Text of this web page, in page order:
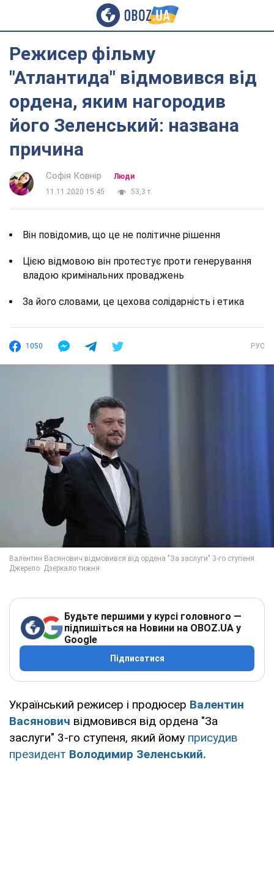
Режисер фільму
"Атлантида" відмовився від
ордена, яким нагородив
його Зеленський: названа
причина
Софія Ковнір
Люди
11.11.2020 15:45
53,3 т.
Він повідомив, що це не політичне рішення
Цією відмовою він протестує проти генерування
владою кримінальних проваджень
За його словами, це цехова солідарність і етика
1050 РУС
Будьте першими у курсі головного —
підпишіться на Новини на OBOZ.UA у
Google
Підписатися
Український режисер і продюсер Валентин
Васянович відмовився від ордена "За
заслуги" 3-го ступеня, який йому присудив
президент Володимир Зеленський.